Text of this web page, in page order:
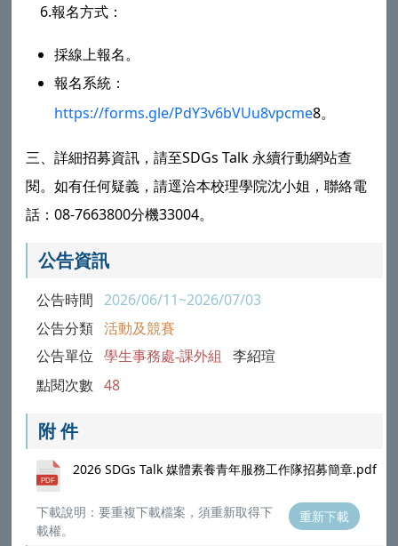
6.報名方式：
採線上報名。
報名系統：
https://forms.gle/PdY3v6bVUu8vpcme8。
三、詳細招募資訊，請至SDGs Talk 永續行動網站查
閱。如有任何疑義，請逕洽本校理學院沈小姐，聯絡電
話：08-7663800分機33004。
公告資訊
公告時間 2026/06/11~2026/07/03
公告分類 活動及競賽
公告單位 學生事務處-課外組 李紹瑄
點閱次數 48
附 件
2026 SDGs Talk 媒體素養青年服務工作隊招募簡章.pdf
下載說明：要重複下載檔案，須重新取得下
載權。
重新下載